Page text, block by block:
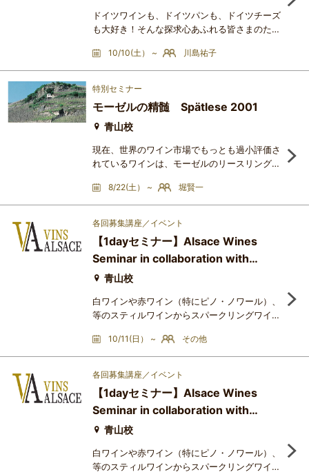
ドイツワインも、ドイツパンも、ドイツチーズ
も大好き！そんな探求心あふれる皆さまのため
好評をいただいている大人気講座「とことんド
イツ！ドイツパン」の第3弾を開催いたしま
す！皆さまは、世界で最もパンの種類が多い国
グルテンフリーのライ麦パン、ずっしりと重厚
なフォルコンブロート、酸味豊かなサワー種の
10/10(土） ~ 川島祐子
特別セミナー
モーゼルの精髄 Spätlese 2001
青山校
現在、世界のワイン市場でもっとも過小評価さ
れているワインは、モーゼルのリースリングだ
行した、安くて甘いだけのドイツワインと同一
視されてしまい、いまだにそのイメージから脱
却できていません。しかしながら、一度でも美
から二度と離れられなくなります。この講座で
は、モーゼルの優良な生産者の2001年ヴィン
テージのシュペトレーゼ6種
8/22(土） ~ 堀賢一
各回募集講座／イベント
【1dayセミナー】Alsace Wines
Seminar in collaboration with
Académie du Vin Tokyo～第3回：
テロワールを体現する
青山校
白ワインや赤ワイン（特にピノ・ノワール）、
等のスティルワインからスパークリングワイン
は、その高い汎用性が特長です。高級レストラ
ンにおける料理とのペアリングはもちろん、日
常の食卓にも寄り添う存在として、日本市場に
おいて、日本はアルザスワインの輸出額ベース
で第6位の市場となり、アメリカ、ドイツ、イ
ギリスなどに次ぐ重要市場と
10/11(日） ~ その他
各回募集講座／イベント
【1dayセミナー】Alsace Wines
Seminar in collaboration with
Académie du Vin Tokyo～第4回：
アルザス ピノ・ノワールの軌跡
青山校
白ワインや赤ワイン（特にピノ・ノワール）、
等のスティルワインからスパークリングワイン